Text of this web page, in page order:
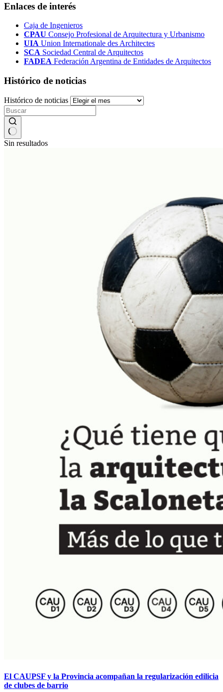
Enlaces de interés
Caja de Ingenieros
CPAU Consejo Profesional de Arquitectura y Urbanismo
UIA Union Internationale des Architectes
SCA Sociedad Central de Arquitectos
FADEA Federación Argentina de Entidades de Arquitectos
Histórico de noticias
Histórico de noticias
Sin resultados
El CAUPSF y la Provincia acompañan la regularización edilicia
de clubes de barrio